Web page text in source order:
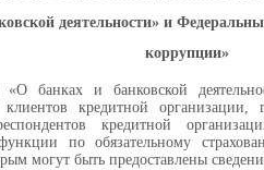
деятельности» и
коррупции»
«О банках и банковской
клиентов кредитной организации,
кредитной
по обязательному
могут быть предоставлены